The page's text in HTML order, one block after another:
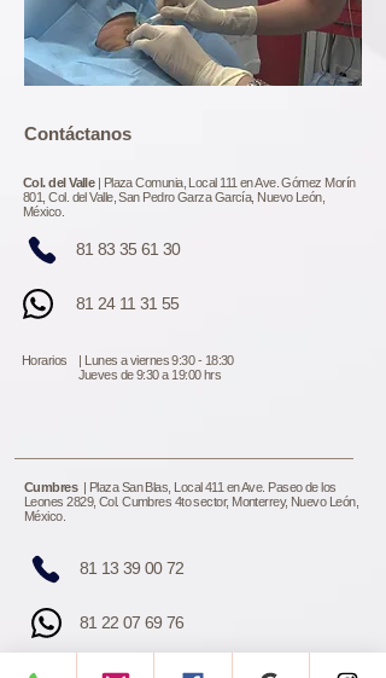
​​​Contáctanos
Col. del Valle | Plaza Comunia, Local 111 en Ave. Gómez Morín
801, Col. del Valle, San Pedro Garza García, Nuevo León,
México.
81 24 11 31 55
Horarios | Lunes a viernes 9:30 - 18:30
Jueves de 9:30 a 19:00 hrs
81 83 35 61 30
Cumbres | Plaza San Blas, Local 411 en Ave. Paseo de los
Leones 2829, Col. Cumbres 4to sector, Monterrey, Nuevo León,
México.
81 13 39 00 72
81 22 07 69 76